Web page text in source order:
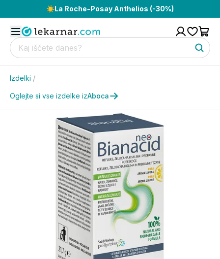
☀️La Roche-Posay Anthelios (-30%)
Izdelki /
Oglejte si vse izdelke izAboca